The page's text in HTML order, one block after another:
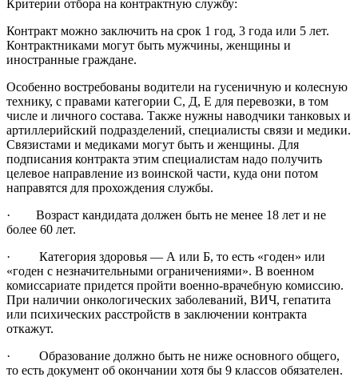
Критерии отбора на контрактную службу:
Контракт можно заключить на срок 1 год, 3 года или 5 лет.
Контрактниками могут быть мужчины, женщины и
иностранные граждане.
Особенно востребованы водители на гусеничную и колесную
технику, с правами категории С, Д, Е для перевозки, в том
числе и личного состава. Также нужны наводчики танковых и
артиллерийский подразделений, специалисты связи и медики.
Связистами и медиками могут быть и женщины. Для
подписания контракта этим специалистам надо получить
целевое направление из воинской части, куда они потом
направятся для прохождения службы.
· Возраст кандидата должен быть не менее 18 лет и не
более 60 лет.
· Категория здоровья — А или Б, то есть «годен» или
«годен с незначительными ограничениями». В военном
комиссариате придется пройти военно-врачебную комиссию.
При наличии онкологических заболеваний, ВИЧ, гепатита
или психических расстройств в заключении контракта
откажут.
· Образование должно быть не ниже основного общего,
то есть документ об окончании хотя бы 9 классов обязателен.